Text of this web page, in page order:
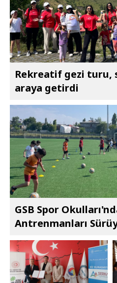
Rekreatif gezi turu,
araya getirdi
GSB Spor
Antrenmanları